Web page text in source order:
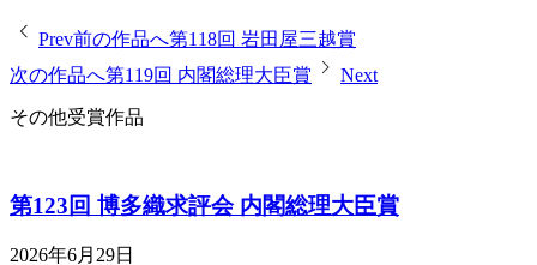
Prev前の作品へ第118回 岩田屋三越賞
次の作品へ第119回 内閣総理大臣賞 Next
その他受賞作品
第123回 博多織求評会 内閣総理大臣賞
2026年6月29日